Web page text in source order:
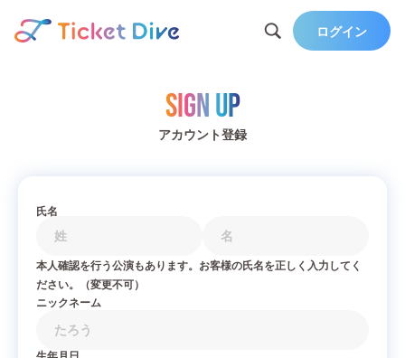
ログイン
Sign Up
アカウント登録
氏名
本人確認を行う公演もあります。お客様の氏名を正しく入力してく
ださい。（変更不可）
ニックネーム